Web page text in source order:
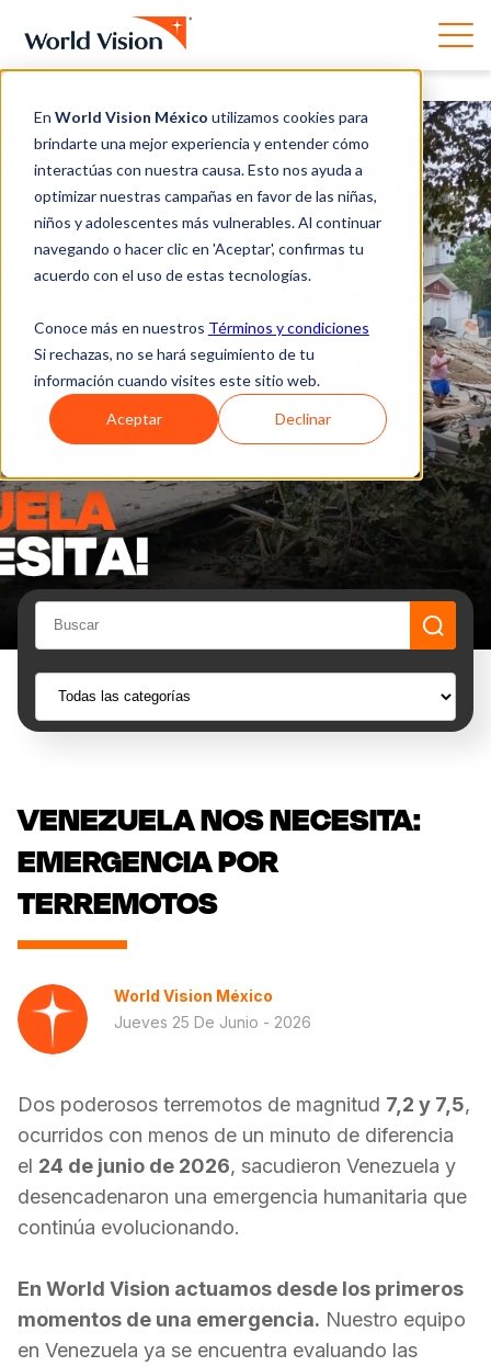
En World Vision México utilizamos cookies para
brindarte una mejor experiencia y entender cómo
interactúas con nuestra causa. Esto nos ayuda a
optimizar nuestras campañas en favor de las niñas,
niños y adolescentes más vulnerables. Al continuar
navegando o hacer clic en 'Aceptar', confirmas tu
acuerdo con el uso de estas tecnologías.
Conoce más en nuestros Términos y condiciones
Si rechazas, no se hará seguimiento de tu
información cuando visites este sitio web.
Aceptar Declinar
VENEZUELA NOS NECESITA:
EMERGENCIA POR
TERREMOTOS
World Vision México
Jueves 25 De Junio - 2026
Dos poderosos terremotos de magnitud 7,2 y 7,5,
ocurridos con menos de un minuto de diferencia
el 24 de junio de 2026, sacudieron Venezuela y
desencadenaron una emergencia humanitaria que
continúa evolucionando.
En World Vision actuamos desde los primeros
momentos de una emergencia. Nuestro equipo
en Venezuela ya se encuentra evaluando las